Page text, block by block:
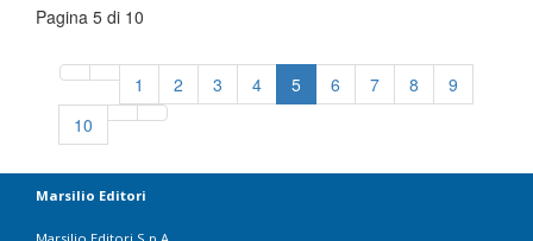
Pagina 5 di 10
1 2 3 4 5 6 7 8
9
10
Marsilio Editori